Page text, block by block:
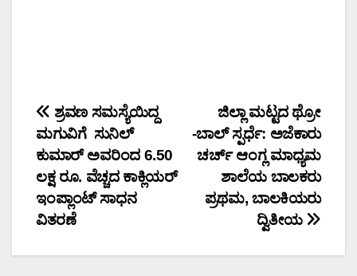
Post
navigation
ಜಿಲ್ಲಾ ಮಟ್ಟದ ಥ್ರೋ
-ಬಾಲ್ ಸ್ಪರ್ಧೆ: ಅಜೆಕಾರು
ಚರ್ಚ್ ಆಂಗ್ಲ ಮಾಧ್ಯಮ
ಶಾಲೆಯ ಬಾಲಕರು
ಪ್ರಥಮ, ಬಾಲಕಿಯರು
ದ್ವಿತೀಯ
ಶ್ರವಣ ಸಮಸ್ಯೆಯಿದ್ದ
ಮಗುವಿಗೆ ಸುನಿಲ್‌
ಕುಮಾರ್‌ ಅವರಿಂದ 6.50
ಲಕ್ಷ ರೂ. ವೆಚ್ಚದ ಕಾಕ್ಲಿಯರ್
ಇಂಪ್ಲಾಂಟ್ ಸಾಧನ
ವಿತರಣೆ